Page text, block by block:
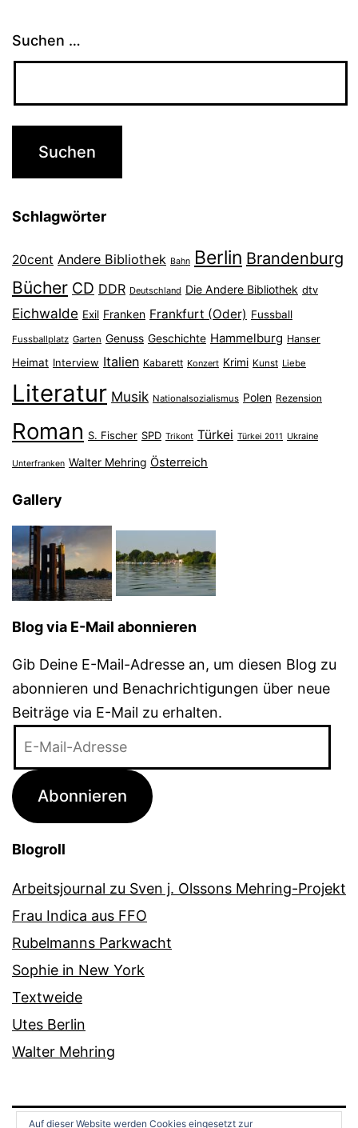
Suchen …
Schlagwörter
20cent Andere Bibliothek Bahn Berlin Brandenburg
Bücher CD DDR Deutschland Die Andere Bibliothek dtv
Eichwalde Exil Franken Frankfurt (Oder) Fussball
Fussballplatz Garten Genuss Geschichte Hammelburg Hanser
Heimat Interview Italien Kabarett Konzert Krimi Kunst Liebe
Literatur Musik Nationalsozialismus Polen Rezension
Roman S. Fischer SPD Trikont Türkei Türkei 2011 Ukraine
Unterfranken Walter Mehring Österreich
Gallery
Blog via E-Mail abonnieren
Gib Deine E-Mail-Adresse an, um diesen Blog zu
abonnieren und Benachrichtigungen über neue
Beiträge via E-Mail zu erhalten.
Adresse
Abonnieren
Blogroll
Arbeitsjournal zu Sven j. Olssons Mehring-Projekt
Frau Indica aus FFO
Rubelmanns Parkwacht
Sophie in New York
Textweide
Utes Berlin
Walter Mehring
Auf dieser Website werden Cookies eingesetzt zur